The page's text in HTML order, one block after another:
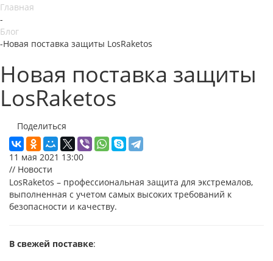
Главная
-
Блог
-Новая поставка защиты LosRaketos
Новая поставка защиты
LosRaketos
Поделиться
11 мая 2021 13:00
// Новости
LosRaketos – профессиональная защита для экстремалов,
выполненная с учетом самых высоких требований к
безопасности и качеству.
В свежей поставке: